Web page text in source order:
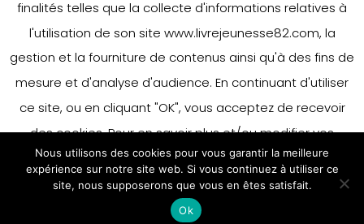
finalités telles que la collecte d'informations relatives à
l'utilisation de son site www.livrejeunesse82.com, la
gestion et la fourniture de contenus ainsi qu'à des fins de
mesure et d'analyse d'audience. En continuant d'utiliser
ce site, ou en cliquant "OK", vous acceptez de recevoir
des cookies. Pour en savoir plus et/ou modifier vos
préférences en matière de cookies, merci de vous référer
à notre politique sur les cookies.
Accepter
En savoir plus
Nous utilisons des cookies pour vous garantir la meilleure
expérience sur notre site web. Si vous continuez à utiliser ce
site, nous supposerons que vous en êtes satisfait.
Ok